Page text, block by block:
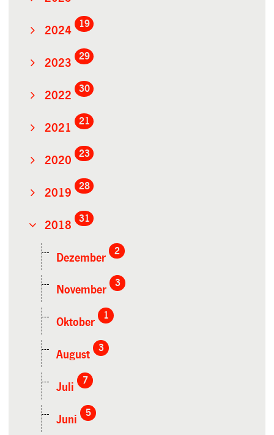
2024
19
2023
29
2022
30
2021
21
2020
23
2019
28
2018
31
Dezember
2
November
3
Oktober
1
August
3
Juli
7
Juni
5